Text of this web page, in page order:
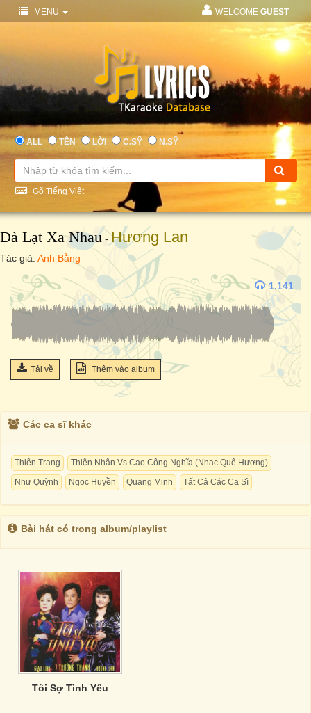
MENU WELCOME GUEST
ALL TÊN LỜI C.SỸ N.SỸ
Gõ Tiếng Việt
Đà Lạt Xa Nhau -Hương Lan
Tác giả: Anh Bằng
1.141
Tải về Thêm vào album
Các ca sĩ khác
Thiên Trang
Thiện Nhân Vs Cao Công Nghĩa (Nhac Quê Hương)
Như Quỳnh
Ngọc Huyền Quang Minh Tất Cả Các Ca Sĩ
Bài hát có trong album/playlist
Tôi Sợ Tình Yêu